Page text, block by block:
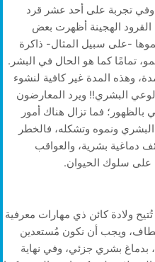
وفي تجربة على أحد عشر قرد
الهجينة أظهرت بعض
-على سبيل المثال- ذاكرة
تمامًا كما هو الحال في البشر.
وهذه المدة غير كافية لنشوء
البشري!! ويرد المعارضون
بالظهور؛ فما تزال هناك أمور
ونموه وتشكله، فالخطر
دماغية بشرية، والعواقب
على سلوك الحيوان.
تُتيح ولادة كائن ذي مهارات معرفية
ويجب أن نكون مُستعدين
بدماغ بشري جزئي، وفي نهاية